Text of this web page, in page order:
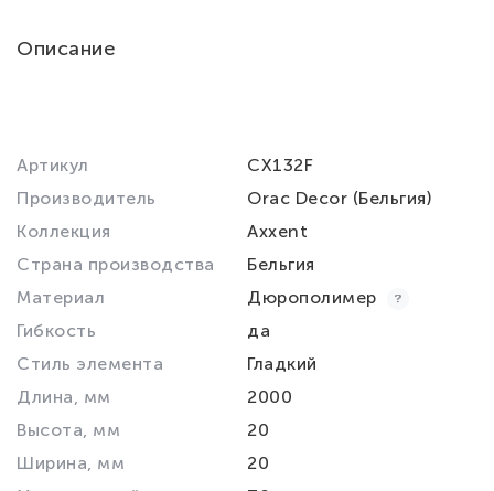
Описание
Артикул
CX132F
Производитель
Orac Decor (Бельгия)
Коллекция
Axxent
Страна производства
Бельгия
Материал
Дюрополимер
Гибкость
да
Стиль элемента
Гладкий
Длина, мм
2000
Высота, мм
20
Ширина, мм
20